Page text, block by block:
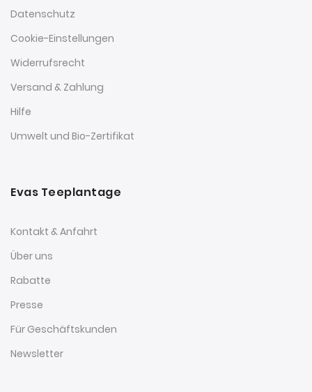
Datenschutz
Cookie-Einstellungen
Widerrufsrecht
Versand & Zahlung
Hilfe
Umwelt und Bio-Zertifikat
Evas Teeplantage
Kontakt & Anfahrt
Über uns
Rabatte
Presse
Für Geschäftskunden
Newsletter